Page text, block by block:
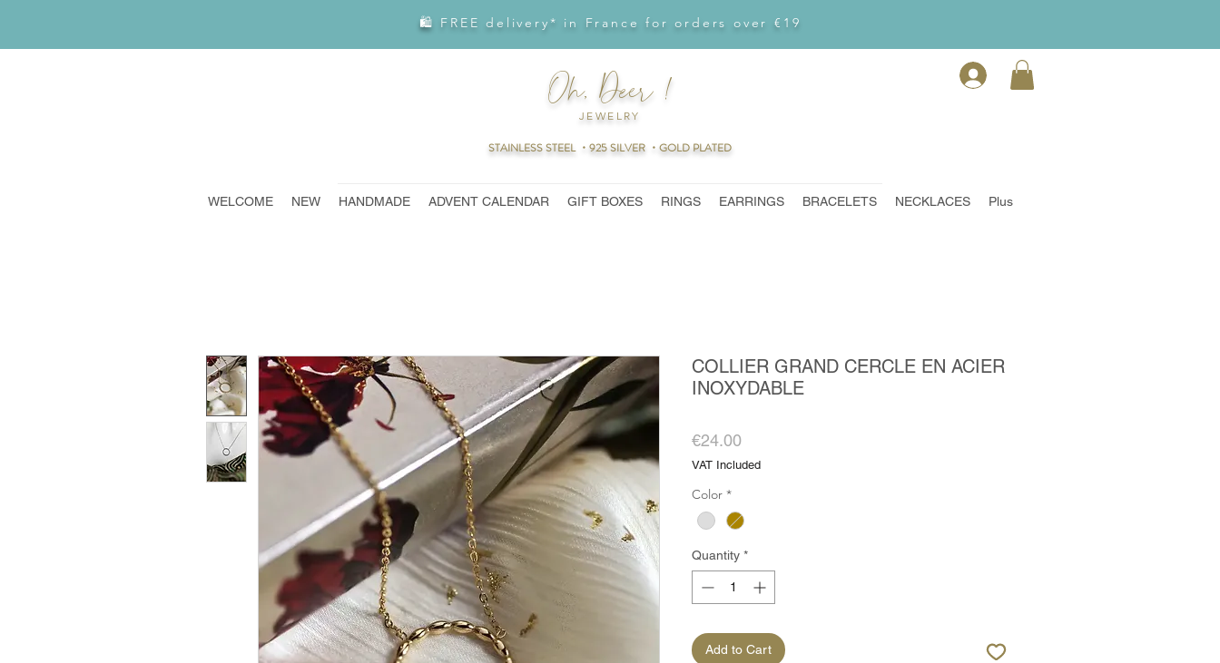
🛍 FREE delivery* in France for orders over €19
Oh, Deer !
JEWELRY
STAINLESS STEEL ・925 SILVER ・GOLD PLATED
WELCOME NEW HANDMADE ADVENT CALENDAR GIFT BOXES RINGS EARRINGS BRACELETS NECKLACES Plus
COLLIER GRAND CERCLE EN ACIER
INOXYDABLE
€24.00Price
VAT Included
Color *
Quantity *
Add to Cart